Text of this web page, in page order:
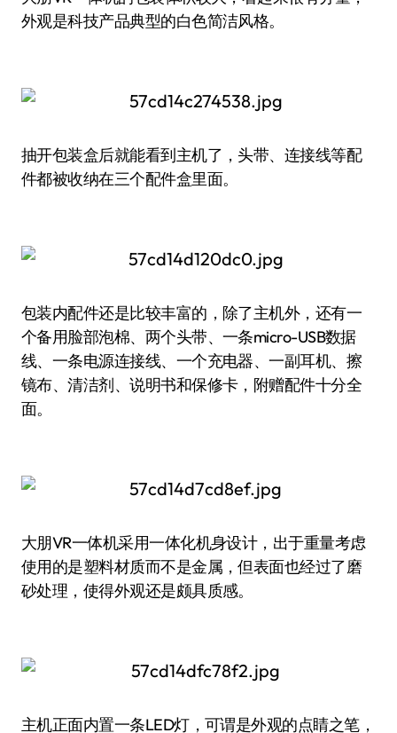
外观是科技产品典型的白色简洁风格。
抽开包装盒后就能看到主机了，头带、连接线等配
件都被收纳在三个配件盒里面。
包装内配件还是比较丰富的，除了主机外，还有一
个备用脸部泡棉、两个头带、一条micro-USB数据
线、一条电源连接线、一个充电器、一副耳机、擦
镜布、清洁剂、说明书和保修卡，附赠配件十分全
面。
大朋VR一体机采用一体化机身设计，出于重量考虑
使用的是塑料材质而不是金属，但表面也经过了磨
砂处理，使得外观还是颇具质感。
主机正面内置一条LED灯，可谓是外观的点睛之笔，